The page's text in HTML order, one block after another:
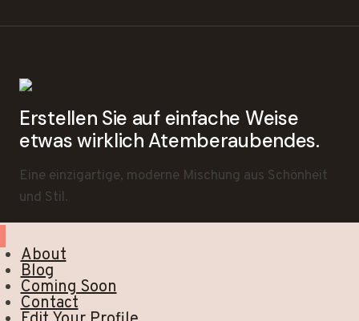
Erstellen Sie auf einfache Weise
etwas wirklich Atemberaubendes.
Eine einzigartige, moderne Mischung aus Schönheit
und Stil.
About
Blog
Coming Soon
Contact